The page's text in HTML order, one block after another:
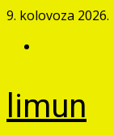
Skip
content
9. kolovoza 2026.
limun